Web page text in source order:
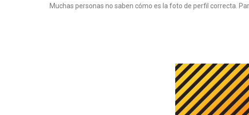
Muchas personas no saben cómo es la foto de perfil correcta.